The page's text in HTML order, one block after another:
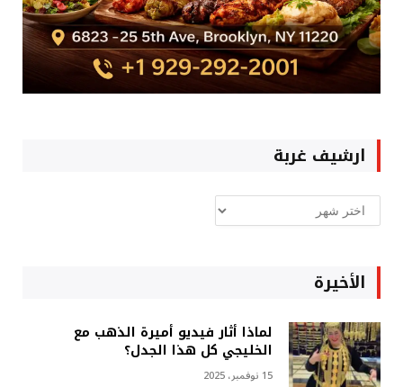
ارشيف غربة
ارشيف
غربة
الأخيرة
لماذا أثار فيديو أميرة الذهب مع
الخليجي كل هذا الجدل؟
15 نوفمبر، 2025